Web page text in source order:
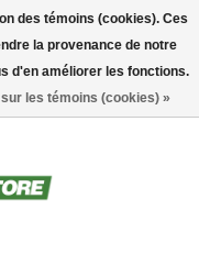
des témoins (cookies). Ces
la provenance de notre
d'en améliorer les fonctions.
les témoins (cookies) »